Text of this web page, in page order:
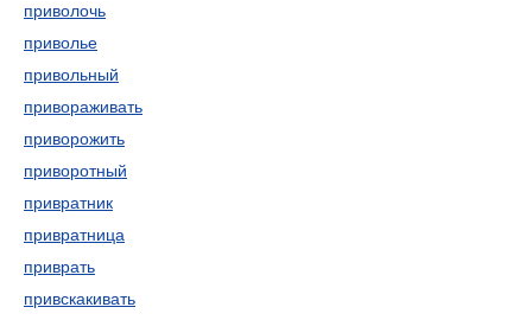
приволочь
приволье
привольный
привораживать
приворожить
приворотный
привратник
привратница
приврать
привскакивать